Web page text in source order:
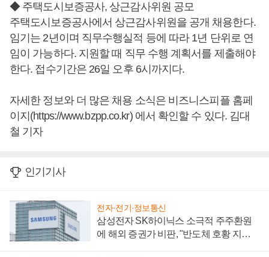
◆ 주택도시보증공사, 상근감사위원 공모
주택도시보증공사에서 상근감사위원을 공개 채용한다.
임기는 2년이며 직무수행실적 등에 따라 1년 단위로 연
임이 가능하다. 지원할 때 직무 수행 계획서를 제출해야
한다. 접수기간은 26일 오후 6시까지다.
자세한 정보와 더 많은 채용 소식은 비즈니스피플 홈페
이지(https://www.bzpp.co.kr) 에서 확인할 수 있다. 김대
철 기자
인기기사
전자·전기·정보통신
삼성전자 SK하이닉스 소극적 주주환원
에 해외 증권가 비판, "반도체 호황 지속